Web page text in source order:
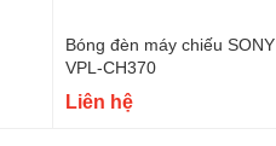
Bóng đèn máy chiếu SONY
VPL-CH370
Liên hệ